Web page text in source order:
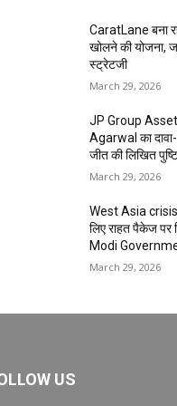
CaratLane बना
खोलने की योजना,
स्ट्रेटजी
March 29, 2026
JP Group
Agarwal का
जीत की लिखित पुष्टि
March 29, 2026
West Asia crisis
लिए राहत पैकेज पर
Modi
March 29, 2026
US